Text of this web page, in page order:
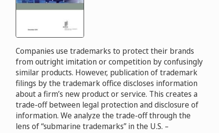
Companies use trademarks to protect their brands
from outright imitation or competition by confusingly
similar products. However, publication of trademark
filings by the trademark office discloses information
about a firm’s new product or service. This creates a
trade-off between legal protection and disclosure of
information. We analyze the trade-off through the
lens of “submarine trademarks” in the U.S. –